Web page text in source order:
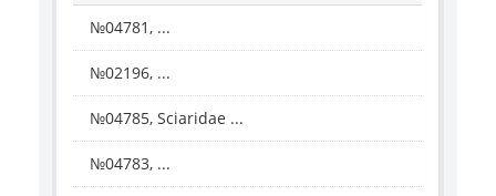
№04781, ...
№02196, ...
№04785, Sciaridae ...
№04783, ...